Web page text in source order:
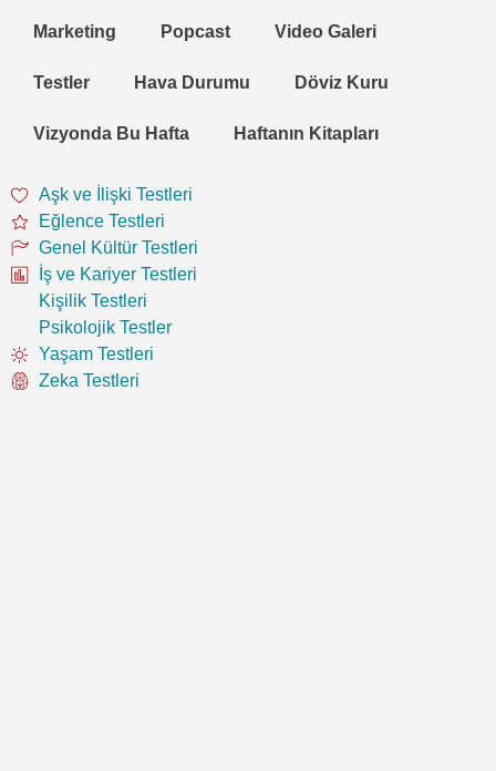
Marketing Popcast Video Galeri
Testler Hava Durumu Döviz Kuru
Vizyonda Bu Hafta Haftanın Kitapları
Aşk ve İlişki Testleri
Eğlence Testleri
Genel Kültür Testleri
İş ve Kariyer Testleri
Kişilik Testleri
Psikolojik Testler
Yaşam Testleri
Zeka Testleri